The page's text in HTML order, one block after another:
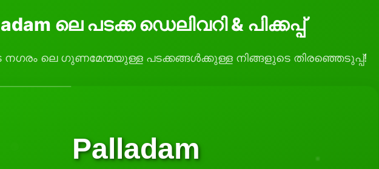
ലെ പടക്ക ഡെലിവറി & പിക്കപ്പ്
ലെ ഗുണമേന്മയുള്ള പടക്കങ്ങൾക്കുള്ള നിങ്ങളുടെ തിരഞ്ഞെടുപ്പ്!
Palladam